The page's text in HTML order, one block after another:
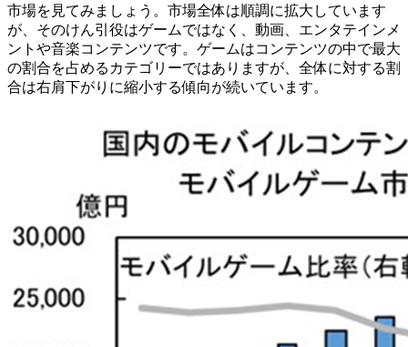
市場を見てみましょう。市場全体は順調に拡大しています
が、そのけん引役はゲームではなく、動画、エンタテインメ
ントや音楽コンテンツです。ゲームはコンテンツの中で最大
の割合を占めるカテゴリーではありますが、全体に対する割
合は右肩下がりに縮小する傾向が続いています。